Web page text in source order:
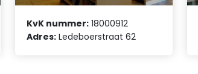
KvK nummer: 18000912
Adres: Ledeboerstraat 62